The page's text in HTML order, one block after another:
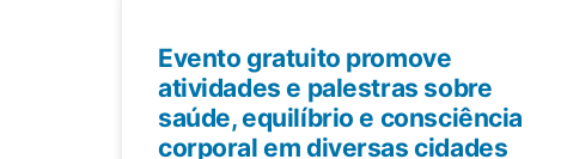
Evento gratuito promove
atividades e palestras sobre
saúde, equilíbrio e consciência
corporal em diversas cidades